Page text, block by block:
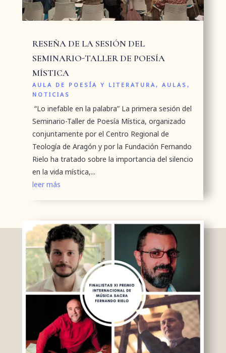
RESEÑA DE LA SESIÓN DEL
SEMINARIO-TALLER DE POESÍA
MÍSTICA
AULA DE POESÍA Y LITERATURA, AULAS,
NOTICIAS
“Lo inefable en la palabra” La primera sesión del
Seminario-Taller de Poesía Mística, organizado
conjuntamente por el Centro Regional de
Teología de Aragón y por la Fundación Fernando
Rielo ha tratado sobre la importancia del silencio
en la vida mística,...
leer más